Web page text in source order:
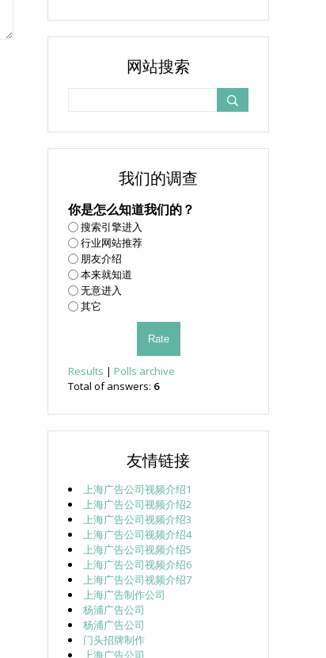
网站搜索
我们的调查
你是怎么知道我们的？
搜索引擎进入
行业网站推荐
朋友介绍
本来就知道
无意进入
其它
Results | Polls archive
Total of answers: 6
友情链接
上海广告公司视频介绍1
上海广告公司视频介绍2
上海广告公司视频介绍3
上海广告公司视频介绍4
上海广告公司视频介绍5
上海广告公司视频介绍6
上海广告公司视频介绍7
上海广告制作公司
杨浦广告公司
杨浦广告公司
门头招牌制作
上海广告公司